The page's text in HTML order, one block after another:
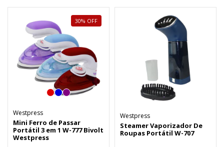
30% OFF
Westpress
Mini Ferro de Passar
Portátil 3 em 1 W-777 Bivolt
Westpress
Westpress
Steamer Vaporizador De
Roupas Portátil W-707